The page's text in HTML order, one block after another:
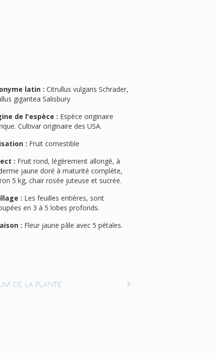
latin : Citrullus vulgaris Schrader,
gigantea Salisbury
de l'espèce :
Cultivar originaire des USA.
: Fruit comestible
:
jaune doré à maturité complète,
5 kg, chair rosée juteuse et sucrée.
:
en 3 à 5 lobes profonds.
: Fleur jaune pâle avec 5 pétales.
de la plante